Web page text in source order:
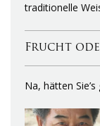
traditionelle
Frucht
Na, hätten